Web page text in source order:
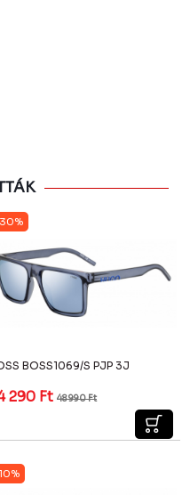
BOSS1069/S PJP 3J
290 Ft 48 990Ft